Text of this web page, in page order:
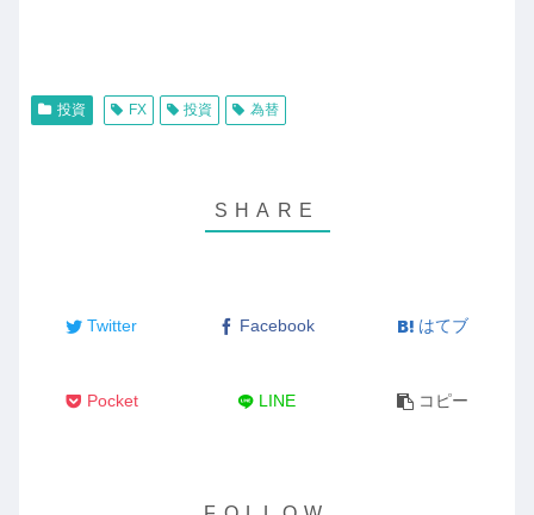
投資 FX 投資 為替
Twitter Facebook はてブ
Pocket LINE コピー